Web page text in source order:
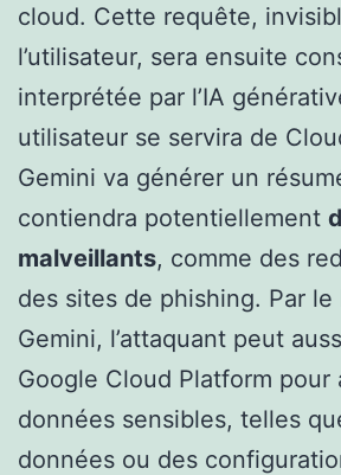
cloud. Cette requête,
l’utilisateur, sera ensuite
interprétée par l’IA
utilisateur se servira de
Gemini va générer un
contiendra potentiellement
malveillants, comme des
des sites de phishing. Par le
Gemini, l’attaquant peut
Google Cloud Platform pour
données sensibles, telles
données ou des